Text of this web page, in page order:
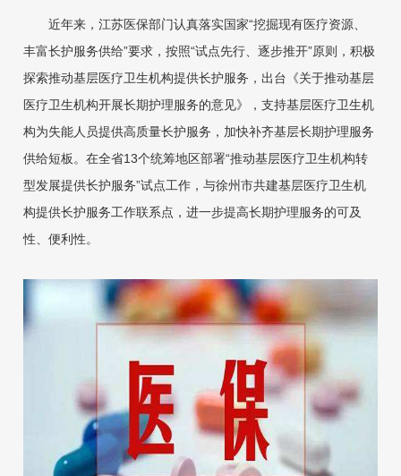
近年来，江苏医保部门认真落实国家“挖掘现有医疗资源、
丰富长护服务供给”要求，按照“试点先行、逐步推开”原则，积极
探索推动基层医疗卫生机构提供长护服务，出台《关于推动基层
医疗卫生机构开展长期护理服务的意见》，支持基层医疗卫生机
构为失能人员提供高质量长护服务，加快补齐基层长期护理服务
供给短板。在全省13个统筹地区部署“推动基层医疗卫生机构转
型发展提供长护服务”试点工作，与徐州市共建基层医疗卫生机
构提供长护服务工作联系点，进一步提高长期护理服务的可及
性、便利性。